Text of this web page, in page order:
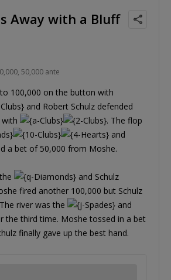
Away with a Bluff
50,000 ante
100,000 on the button with
and Robert Schulz defended
. The flop
and
a bet of 50,000 from Moshe.
and Schulz
fired another 100,000 but Schulz
river was the
and
the third time. Moshe tossed in a bet
finally gave up the best hand.